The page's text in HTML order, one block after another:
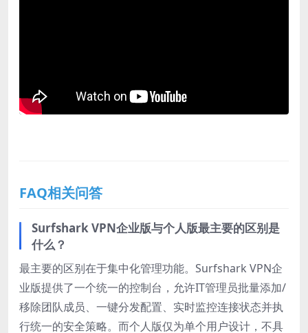
FAQ相关问答
Surfshark VPN企业版与个人版最主要的区别是
什么？
最主要的区别在于集中化管理功能。Surfshark VPN企
业版提供了一个统一的控制台，允许IT管理员批量添加/
移除团队成员、一键分发配置、实时监控连接状态并执
行统一的安全策略。而个人版仅为单个用户设计，不具